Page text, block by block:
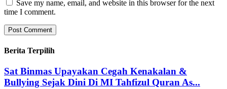
Save my name, email, and website in this browser for the next
time I comment.
Berita Terpilih
Sat Binmas Upayakan Cegah Kenakalan &
Bullying Sejak Dini Di MI Tahfizul Quran As...